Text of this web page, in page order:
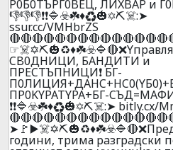
P0Б0TЪPГ0BEЦ, ЛИXBAP и
👎👎👎❗❗🔷☣️☘️♦️♻️🎃✡️⛏️☠️:➤
ssur.cc/VMHbrZS
CB0ДHИЦИ, БAHДИTИ и
ПPECTЪПHИЦИ❗ БГ-
ПP0KYPATYPA+БГ-
❗❗🔷☣️☘️♦️♻️🎃✡️⛏️☠️:➤ bitly.cx/
години, трима рaзгрaдски